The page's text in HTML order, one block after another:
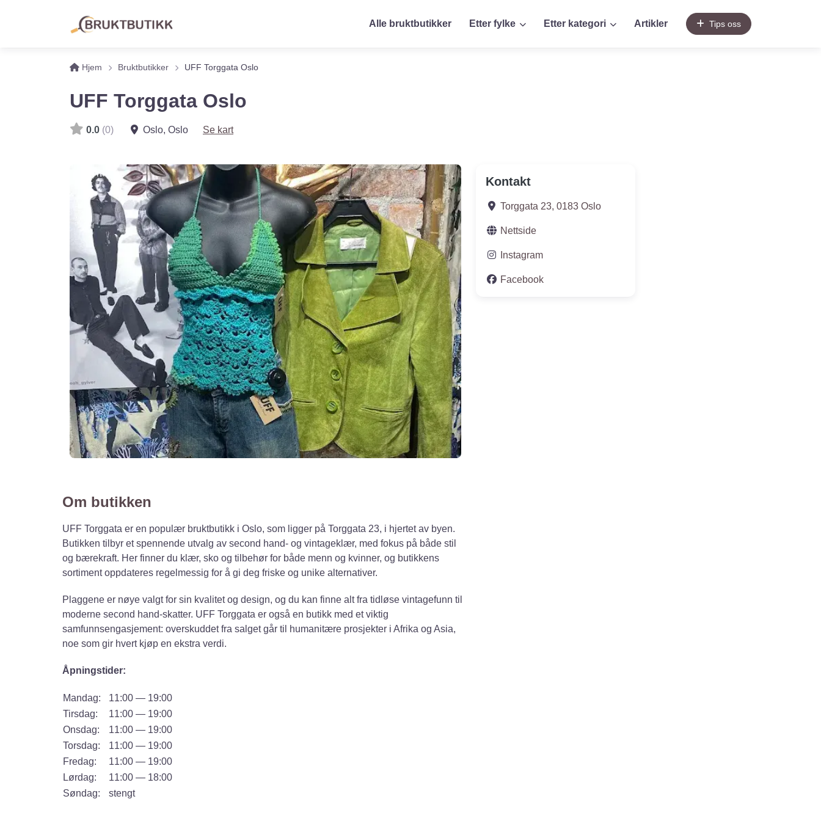
Alle bruktbutikker Etter fylke Etter kategori Artikler Tips oss
Hjem Bruktbutikker UFF Torggata Oslo
UFF Torggata Oslo
0.0 (0) Oslo, Oslo Se kart
Kontakt
Torggata 23, 0183 Oslo
Nettside
Instagram
Facebook
Om butikken
UFF Torggata er en populær bruktbutikk i Oslo, som ligger på Torggata 23, i hjertet av byen.
Butikken tilbyr et spennende utvalg av second hand- og vintageklær, med fokus på både stil
og bærekraft. Her finner du klær, sko og tilbehør for både menn og kvinner, og butikkens
sortiment oppdateres regelmessig for å gi deg friske og unike alternativer.
Plaggene er nøye valgt for sin kvalitet og design, og du kan finne alt fra tidløse vintagefunn til
moderne second hand-skatter. UFF Torggata er også en butikk med et viktig
samfunnsengasjement: overskuddet fra salget går til humanitære prosjekter i Afrika og Asia,
noe som gir hvert kjøp en ekstra verdi.
Åpningstider:
Mandag:
11:00 — 19:00
Tirsdag:
11:00 — 19:00
Onsdag:
11:00 — 19:00
Torsdag:
11:00 — 19:00
Fredag:
11:00 — 19:00
Lørdag:
11:00 — 18:00
Søndag:
stengt